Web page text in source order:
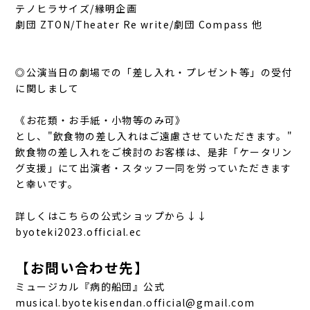
テノヒラサイズ/縁明企画
劇団 ZTON/Theater Re write/劇団 Compass 他
◎公演当日の劇場での「差し入れ・プレゼント等」の受付
に関しまして
《お花類・お手紙・小物等のみ可》
とし、"飲食物の差し入れはご遠慮させていただきます。"
飲食物の差し入れをご検討のお客様は、是非「ケータリン
グ支援」にて出演者・スタッフ一同を労っていただきます
と幸いです。
詳しくはこちらの公式ショップから↓↓
byoteki2023.official.ec
【お問い合わせ先】
ミュージカル『病的船団』公式
musical.byotekisendan.official@gmail.com